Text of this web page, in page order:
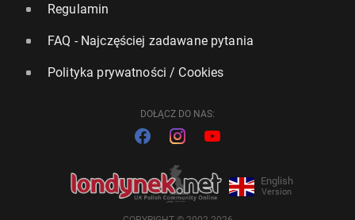
Regulamin
FAQ - Najczęściej zadawane pytania
Polityka prywatności / Cookies
DOŁĄCZ DO NAS:
English
Version